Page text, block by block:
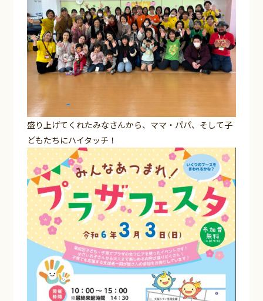
盛り上げてくれたみなさんから、ママ・パパ、そして子
どもたちにハイタッチ！